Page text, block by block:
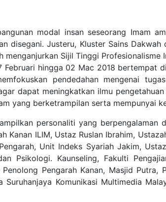
modal insan seseorang Imam
disegani. Justeru, Kluster Sains Dakwah
menganjurkan Sijil Tinggi Profesionalisme
Februari hingga 02 Mac 2018 bertempat
pendedahan mengenai
dapat meningkatkan ilmu
yang berketrampilan serta mempunyai
personaliti yang berpengalaman
Kanan ILIM, Ustaz Ruslan Ibrahim,
Unit Indeks Syariah Jakim,
Psikologi. Kaunseling, Fakulti
Pengarah Kanan, Masjid Putra,
Suruhanjaya Komunikasi Multimedia